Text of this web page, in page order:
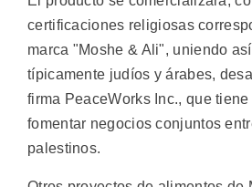
certificaciones religiosas
marca "Moshe & Ali", uniendo
típicamente judíos y árabes,
firma PeaceWorks Inc., que
fomentar negocios conjuntos
palestinos.